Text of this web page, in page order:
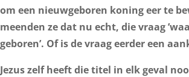
om een nieuwgeboren koning eer te
meenden ze dat nu echt, die vraag
geboren’. Of is de vraag eerder een
Jezus zelf heeft die titel in elk geval